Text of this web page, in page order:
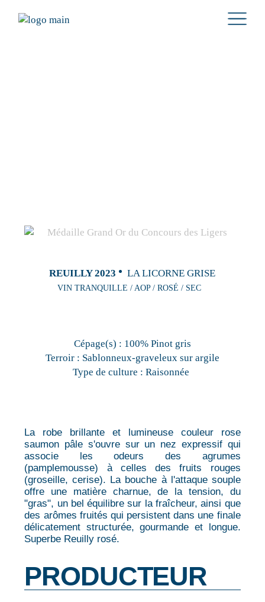
REUILLY 2023 LA LICORNE GRISE
VIN TRANQUILLE / AOP / ROSÉ / SEC
Cépage(s) : 100% Pinot gris
Terroir : Sablonneux-graveleux sur argile
Type de culture : Raisonnée
La robe brillante et lumineuse couleur rose
saumon pâle s'ouvre sur un nez expressif qui
associe les odeurs des agrumes
(pamplemousse) à celles des fruits rouges
(groseille, cerise). La bouche à l'attaque souple
offre une matière charnue, de la tension, du
"gras", un bel équilibre sur la fraîcheur, ainsi que
des arômes fruités qui persistent dans une finale
délicatement structurée, gourmande et longue.
Superbe Reuilly rosé.
PRODUCTEUR